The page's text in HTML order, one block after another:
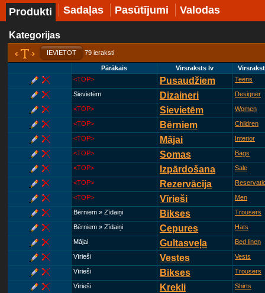
Produkti Sadaļas Pasūtījumi Valodas
Kategorijas
IEVIETOT 79 ieraksti
Pārākais Virsraksts lv
<TOP>
Pusaudžiem Teens
Sievietēm Dizaineri Designer
<TOP> Sievietēm Women
<TOP> Bērniem Children
<TOP> Mājai Interior
<TOP> Somas Bags
<TOP> Izpārdošana Sale
<TOP> Rezervācija
<TOP> Vīrieši Men
Bērniem » Zīdaiņi Bikses Trousers
Bērniem » Zīdaiņi Cepures Hats
Mājai Gultasveļa Bed linen
Vīrieši Vestes Vests
Vīrieši Bikses Trousers
Vīrieši Krekli Shirts